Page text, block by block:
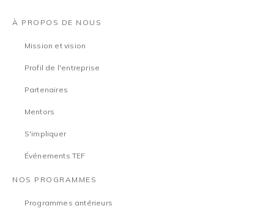
À PROPOS DE NOUS
Mission et vision
Profil de l'entreprise
Partenaires
Mentors
S'impliquer
Événements TEF
NOS PROGRAMMES
Programmes antérieurs